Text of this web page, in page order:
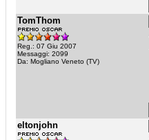
TomThom
Reg.: 07 Giu 2007
Messaggi: 2099
Da: Mogliano Veneto (TV)
eltonjohn